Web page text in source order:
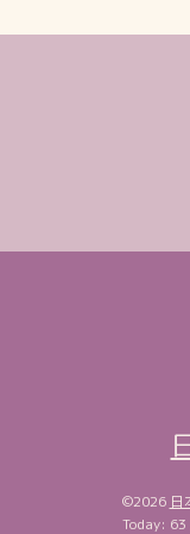
©2026 日
Today: 63